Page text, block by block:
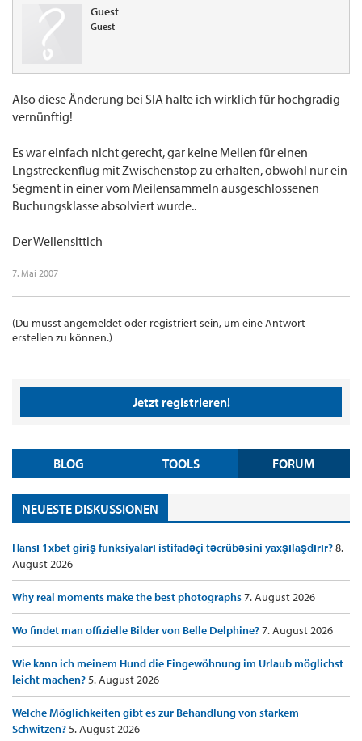
Guest
Guest
Also diese Änderung bei SIA halte ich wirklich für hochgradig
vernünftig!
Es war einfach nicht gerecht, gar keine Meilen für einen
Lngstreckenflug mit Zwischenstop zu erhalten, obwohl nur ein
Segment in einer vom Meilensammeln ausgeschlossenen
Buchungsklasse absolviert wurde..
Der Wellensittich
7. Mai 2007
(Du musst angemeldet oder registriert sein, um eine Antwort
erstellen zu können.)
Jetzt registrieren!
BLOG TOOLS FORUM
NEUESTE DISKUSSIONEN
Hansı 1xbet giriş funksiyaları istifadəçi təcrübəsini yaxşılaşdırır?8.
August 2026
Why real moments make the best photographs7. August 2026
Wo findet man offizielle Bilder von Belle Delphine?7. August 2026
Wie kann ich meinem Hund die Eingewöhnung im Urlaub möglichst
leicht machen?5. August 2026
Welche Möglichkeiten gibt es zur Behandlung von starkem
Schwitzen?5. August 2026